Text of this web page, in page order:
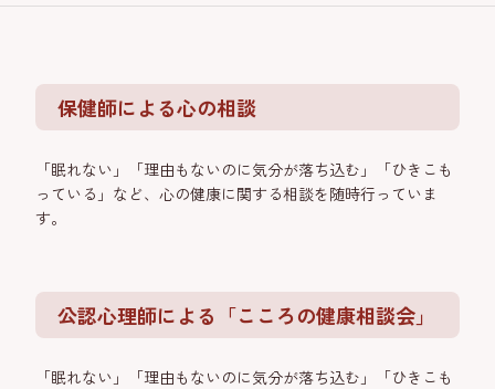
保健師による心の相談
「眠れない」「理由もないのに気分が落ち込む」「ひきこも
っている」など、心の健康に関する相談を随時行っていま
す。
公認心理師による「こころの健康相談会」
「眠れない」「理由もないのに気分が落ち込む」「ひきこも